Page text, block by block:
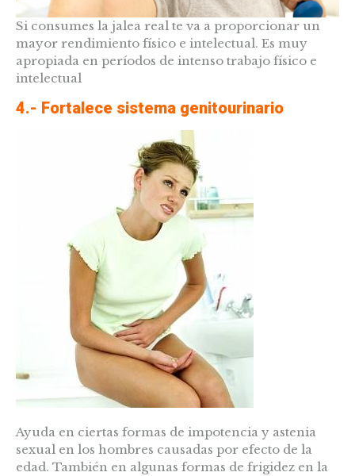
Si consumes la jalea real te va a proporcionar un
mayor rendimiento físico e intelectual. Es muy
apropiada en períodos de intenso trabajo físico e
intelectual
4.- Fortalece sistema genitourinario
Ayuda en ciertas formas de impotencia y astenia
sexual en los hombres causadas por efecto de la
edad. También en algunas formas de frigidez en la